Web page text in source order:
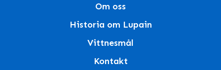
Om oss
Historia om Lupain
Vittnesmål
Kontakt